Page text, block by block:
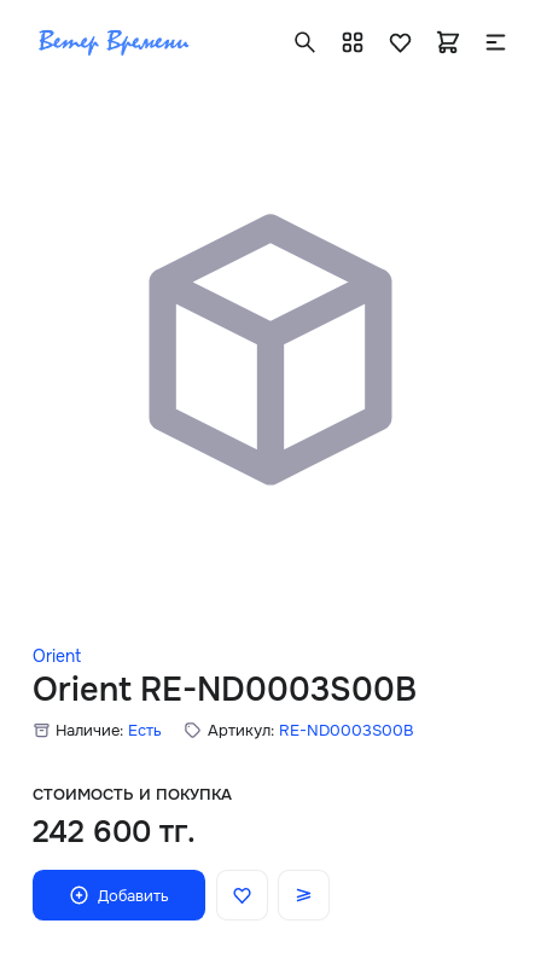
Orient
Orient RE-ND0003S00B
Наличие: Есть Артикул: RE-ND0003S00B
СТОИМОСТЬ И ПОКУПКА
242 600 тг.
Добавить
+7 ( 705 ) 181-42-50
info@vetervremeni.kz
Авторизация
Каталог
Мужские часы
Главная
О нас
Доставка и оплата